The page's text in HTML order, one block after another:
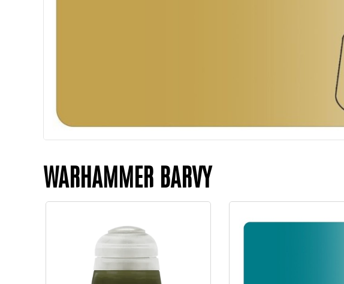
WARHAMMER BARVY